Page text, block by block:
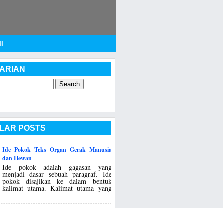
POSTS
Ide Pokok Teks Organ Gerak Manusia
dan Hewan
Ide pokok adalah gagasan yang
menjadi dasar sebuah paragraf. Ide
pokok disajikan ke dalam bentuk
kalimat utama. Kalimat utama yang